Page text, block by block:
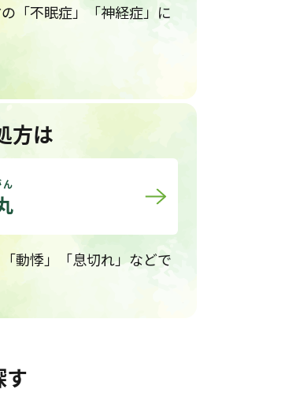
「不眠症」「神経症」に
方は
動悸」「息切れ」などで
す